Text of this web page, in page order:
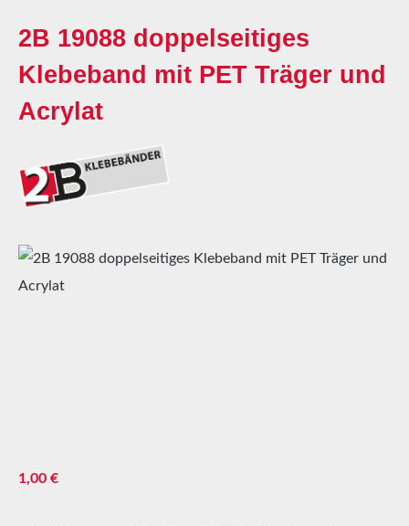
2B 19088 doppelseitiges
Klebeband mit PET Träger und
Acrylat
Bildergalerie überspringen
Regulärer Preis:
1,00 €